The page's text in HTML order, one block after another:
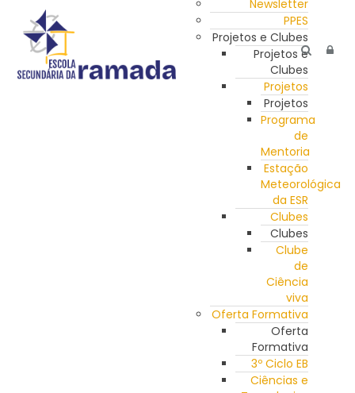
Newsletter
PPES
Projetos e Clubes
Projetos e
Clubes
Projetos
Projetos
Programa
de
Mentoria
Estação
Meteorológica
da ESR
Clubes
Clubes
Clube
de
Ciência
viva
Oferta Formativa
Oferta
Formativa
3º Ciclo EB
Ciências e